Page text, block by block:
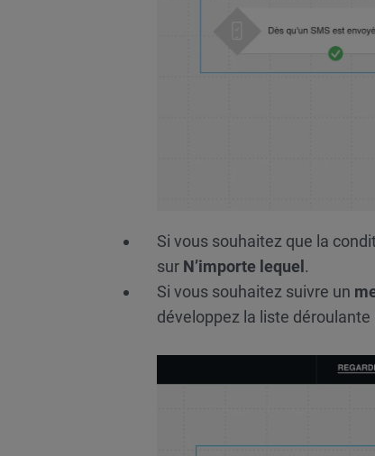
Si vous souhaitez que la
sur N’importe lequel .
Si vous souhaitez suivre un
développez la liste